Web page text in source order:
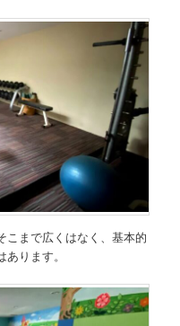
こまで広くはなく、基本的
ります。